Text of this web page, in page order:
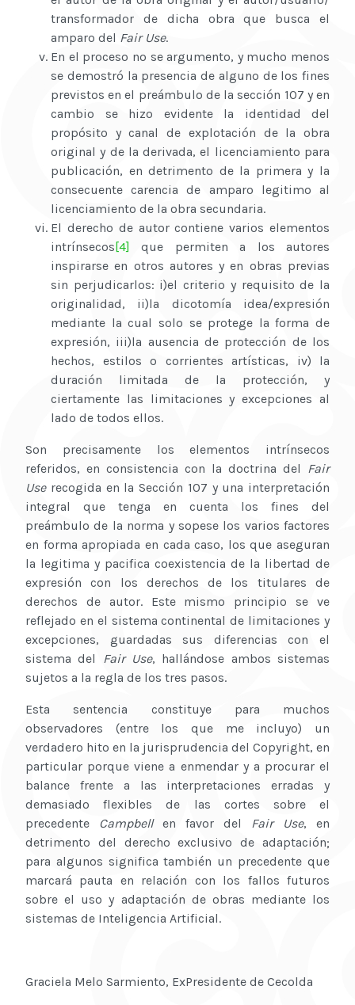
transformador de dicha obra que busca el
amparo del Fair Use.
En el proceso no se argumento, y mucho menos
se demostró la presencia de alguno de los fines
previstos en el preámbulo de la sección 107 y en
cambio se hizo evidente la identidad del
propósito y canal de explotación de la obra
original y de la derivada, el licenciamiento para
publicación, en detrimento de la primera y la
consecuente carencia de amparo legitimo al
licenciamiento de la obra secundaria.
El derecho de autor contiene varios elementos
intrínsecos [4]
que permiten a los autores
inspirarse en otros autores y en obras previas
sin perjudicarlos: i)el criterio y requisito de la
originalidad, ii)la dicotomía idea/expresión
mediante la cual solo se protege la forma de
expresión, iii)la ausencia de protección de los
hechos, estilos o corrientes artísticas, iv) la
duración limitada de la protección, y
ciertamente las limitaciones y excepciones al
lado de todos ellos.
Son precisamente los elementos intrínsecos
referidos, en consistencia con la doctrina del Fair
Userecogida en la Sección 107 y una interpretación
integral que tenga en cuenta los fines del
preámbulo de la norma y sopese los varios factores
en forma apropiada en cada caso, los que aseguran
la legitima y pacifica coexistencia de la libertad de
expresión con los derechos de los titulares de
derechos de autor. Este mismo principio se ve
reflejado en el sistema continental de limitaciones y
excepciones, guardadas sus diferencias con el
sistema del Fair Use, hallándose ambos sistemas
sujetos a la regla de los tres pasos.
Esta sentencia constituye para muchos
observadores (entre los que me incluyo) un
verdadero hito en la jurisprudencia del Copyright, en
particular porque viene a enmendar y a procurar el
balance frente a las interpretaciones erradas y
demasiado flexibles de las cortes sobre el
precedente Campbellen favor del Fair Use, en
detrimento del derecho exclusivo de adaptación;
para algunos significa también un precedente que
marcará pauta en relación con los fallos futuros
sobre el uso y adaptación de obras mediante los
sistemas de Inteligencia Artificial.
Graciela Melo Sarmiento, ExPresidente de Cecolda